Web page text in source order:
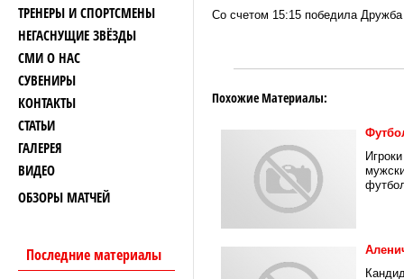
ТРЕНЕРЫ И СПОРТСМЕНЫ
НЕГАСНУЩИЕ ЗВЁЗДЫ
СМИ О НАС
СУВЕНИРЫ
КОНТАКТЫ
СТАТЬИ
ГАЛЕРЕЯ
ВИДЕО
ОБЗОРЫ МАТЧЕЙ
Последние материалы
Со счетом 15:15 победила Дружба
Похожие Материалы: